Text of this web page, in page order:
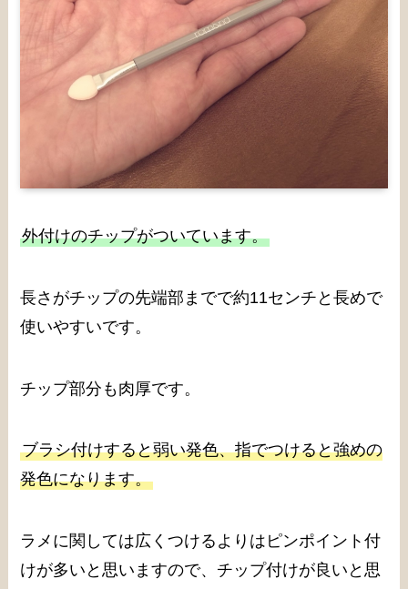
外付けのチップがついています。
長さがチップの先端部までで約11センチと長めで
使いやすいです。
チップ部分も肉厚です。
ブラシ付けすると弱い発色、指でつけると強めの
発色になります。
ラメに関しては広くつけるよりはピンポイント付
けが多いと思いますので、チップ付けが良いと思